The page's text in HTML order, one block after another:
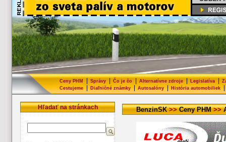
Ceny PHM Správy Čo je čo Alternatívne zdroje Legislatíva
Cestujeme| Diaľničné známky| Autosalóny| História automobiliek|
Hľadať na stránkach BenzinSK>>Ceny PHM>>